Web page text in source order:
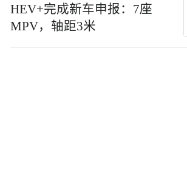
HEV+完成新车申报：7座
MPV，轴距3米